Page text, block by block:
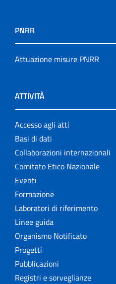
PNRR
Attuazione misure PNRR
ATTIVITÀ
Accesso agli atti
Basi di dati
Collaborazioni internazionali
Comitato Etico Nazionale
Eventi
Formazione
Laboratori di riferimento
Linee guida
Organismo Notificato
Progetti
Pubblicazioni
Registri e sorveglianze